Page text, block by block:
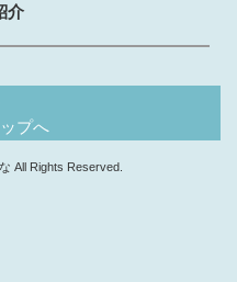
介
プへ
All Rights Reserved.